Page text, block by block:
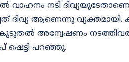
വാഹനം നടി
ദിവ്യ ആണെന്നു വ്യക്തമായി.
അന്വേഷണം
ഷെട്ടി പറഞ്ഞു.